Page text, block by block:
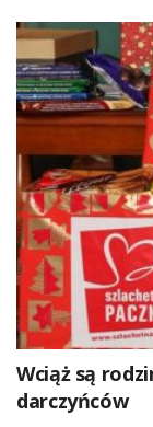
Wciąż są
darczyńców